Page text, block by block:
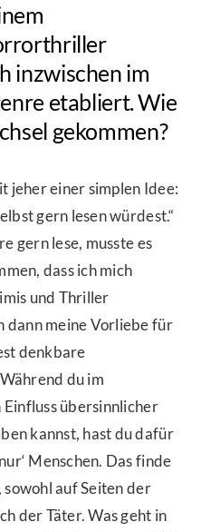
inzwischen im
etabliert. Wie
gekommen?
jeher einer simplen Idee:
gern lesen würdest.“
gern lese, musste es
dass ich mich
und Thriller
dann meine Vorliebe für
denkbare
du im
übersinnlicher
kannst, hast du dafür
Menschen. Das finde
auf Seiten der
der Täter. Was geht in